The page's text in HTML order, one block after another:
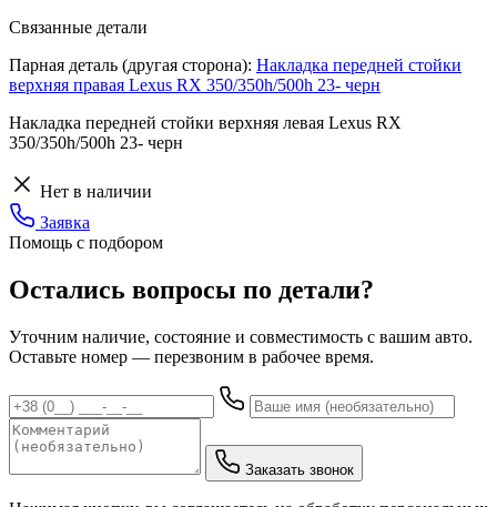
Связанные детали
Парная деталь (другая сторона): Накладка передней стойки
верхняя правая Lexus RX 350/350h/500h 23- черн
Накладка передней стойки верхняя левая Lexus RX
350/350h/500h 23- черн
Нет в наличии
Заявка
Помощь с подбором
Остались вопросы по детали?
Уточним наличие, состояние и совместимость с вашим авто.
Оставьте номер — перезвоним в рабочее время.
Заказать звонок